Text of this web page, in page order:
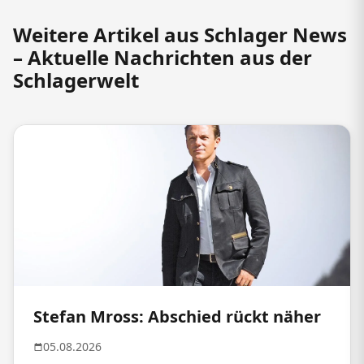
Weitere Artikel aus Schlager News
– Aktuelle Nachrichten aus der
Schlagerwelt
Stefan Mross: Abschied rückt näher
05.08.2026